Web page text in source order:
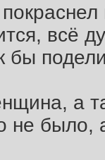
всё
а
не было,